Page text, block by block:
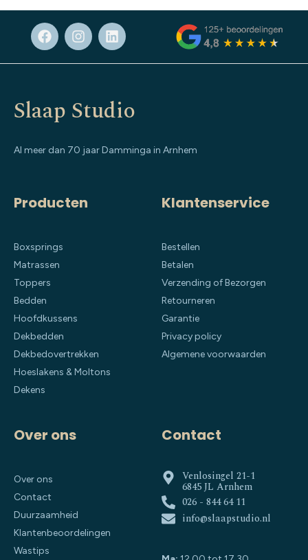
Slaap Studio
Al meer dan 70 jaar Damminga in Arnhem
Producten
Boxsprings
Matrassen
Toppers
Bedden
Hoofdkussens
Dekbedden
Dekbedovertrekken
Hoeslakens & Moltons
Dekens
Klantenservice
Bestellen
Betalen
Verzending of Bezorgen
Retourneren
Garantie
Privacy policy
Algemene voorwaarden
Over ons
Over ons
Contact
Duurzaamheid
Klantenbeoordelingen
Wastips
Contact
Venlosingel 21-1
6845 JL Arnhem
026 - 844 64 11
info@slaapstudio.nl